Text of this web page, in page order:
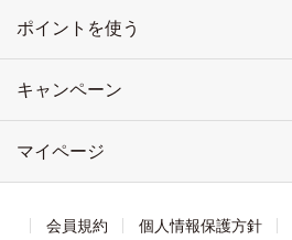
ポイントを使う
キャンペーン
マイページ
会員規約 個人情報保護方針